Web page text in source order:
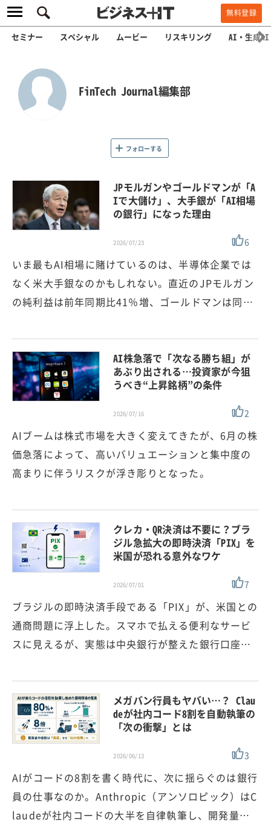
無料登録
セミナー スペシャル ムービー リスキリング AI・生成AI
FinTech Journal編集部
フォローする
JPモルガンやゴールドマンが「A
Iで大儲け」、大手銀が「AI相場
の銀行」になった理由
2026/07/23 6
いま最もAI相場に賭けているのは、半導体企業では
なく米大手銀なのかもしれない。直近のJPモルガン
の純利益は前年同期比41％増、ゴールドマンは同…
AI株急落で「次なる勝ち組」が
あぶり出される…投資家が今狙
うべき“上昇銘柄”の条件
2026/07/16 2
AIブームは株式市場を大きく変えてきたが、6月の株
価急落によって、高いバリュエーションと集中度の
高まりに伴うリスクが浮き彫りとなった。
クレカ・QR決済は不要に？ブラ
ジル急拡大の即時決済「PIX」を
米国が恐れる意外なワケ
2026/07/01 7
ブラジルの即時決済手段である「PIX」が、米国との
通商問題に浮上した。スマホで払える便利なサービ
スに見えるが、実態は中央銀行が整えた銀行口座…
メガバン行員もヤバい…？ Clau
deが社内コード8割を自動執筆の
「次の衝撃」とは
2026/06/13 3
AIがコードの8割を書く時代に、次に揺らぐのは銀行
員の仕事なのか。Anthropic（アンソロピック）はC
laudeが社内コードの大半を自律執筆し、開発量…